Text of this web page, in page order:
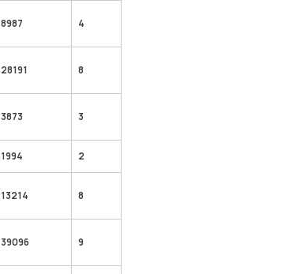
8987 4
28191 8
3873 3
1994 2
13214 8
39096 9